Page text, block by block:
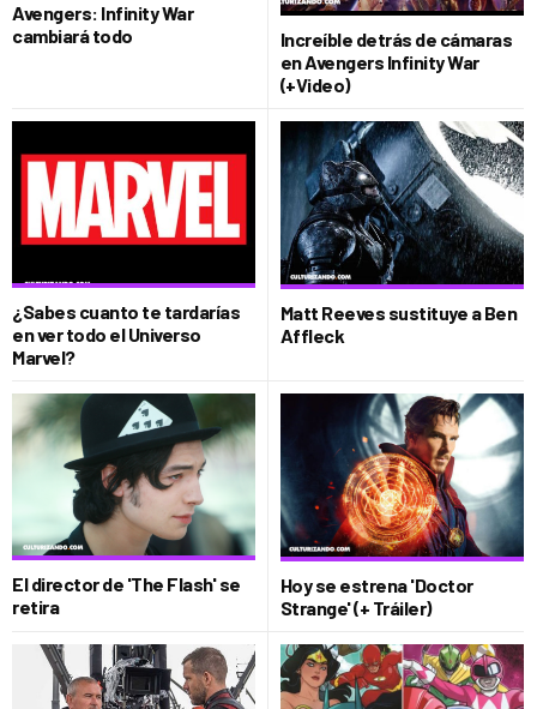
CULTURIZANDO.COM
Avengers: Infinity War
cambiará todo
Increíble detrás de cámaras
en Avengers Infinity War
(+Video)
¿Sabes cuanto te tardarías
en ver todo el Universo
Marvel?
Matt Reeves sustituye a Ben
Affleck
El director de 'The Flash' se
retira
Hoy se estrena 'Doctor
Strange' (+ Tráiler)